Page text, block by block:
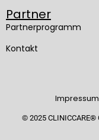
Partner
Partnerprogramm
Kontakt
Impressum
© 2025 CLINICCARE®